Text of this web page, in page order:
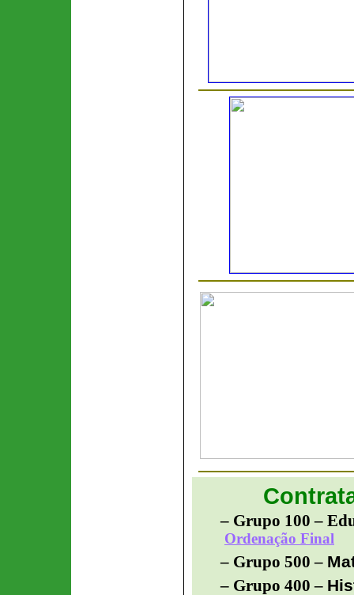
– Grupo 100 – E
Ordenação Final
– Grupo 500 –
– Grupo 400 –